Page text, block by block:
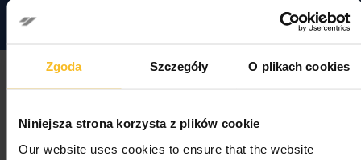
Zgoda Szczegóły O plikach cookies
Niniejsza strona korzysta z plików cookie
Our website uses cookies to ensure that the website
Zhermack
przedstawia